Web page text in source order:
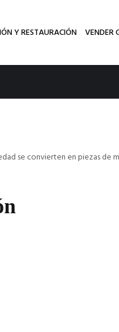
Y RESTAURACIÓN VENDER
se convierten en piezas de